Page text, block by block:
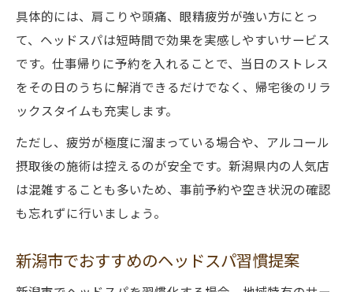
具体的には、肩こりや頭痛、眼精疲労が強い方にとっ
て、ヘッドスパは短時間で効果を実感しやすいサービス
です。仕事帰りに予約を入れることで、当日のストレス
をその日のうちに解消できるだけでなく、帰宅後のリラ
ックスタイムも充実します。
ただし、疲労が極度に溜まっている場合や、アルコール
摂取後の施術は控えるのが安全です。新潟県内の人気店
は混雑することも多いため、事前予約や空き状況の確認
も忘れずに行いましょう。
新潟市でおすすめのヘッドスパ習慣提案